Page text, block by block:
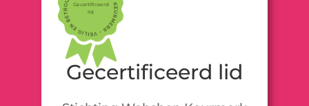
Gecertificeerd
lid
Gecertificeerd lid